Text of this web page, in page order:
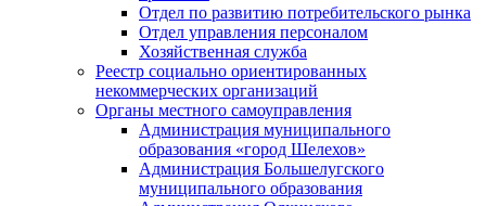
Отдел по развитию потребительского рынка
Отдел управления персоналом
Хозяйственная служба
Реестр социально ориентированных
некоммерческих организаций
Органы местного самоуправления
Администрация муниципального
образования «город Шелехов»
Администрация Большелугского
муниципального образования